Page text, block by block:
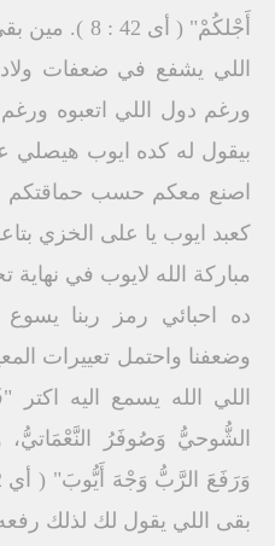
أَجْلكُمْ" ( أى
اللي يشفع في ضعفات
ورغم دول اللي اتعبوه ورغم
بيقول له كده ايوب هيصلي
اصنع معكم حسب حماقتكم
كعبد ايوب يا على الخزي
مباركة الله لايوب في نهاية
ده احبائي رمز ربنا يسوع
وضعفنا واحتمل تعييرات
اللي الله يسمع اليه اكتر
الشُّوحيُّ وَصُوفَرُ
بقى اللي يقول لك لذلك